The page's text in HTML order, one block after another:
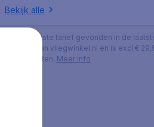
Bekijk alle
Dit is het laagste tarief gevonden in de
bezoekers van vliegwinkel.nl en is excl €
boekingskosten. Meer info